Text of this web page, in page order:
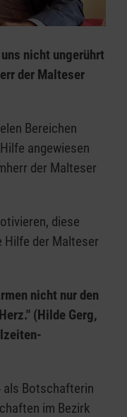
nicht ungerührt
der Malteser
Bereichen
angewiesen
der Malteser
diese
der Malteser
nicht nur den
(Hilde Gerg,
als Botschafterin
im Bezirk